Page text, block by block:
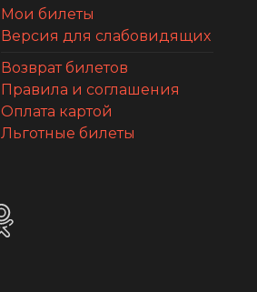
Мои билеты
Версия для слабовидящих
Возврат билетов
Правила и соглашения
Оплата картой
Льготные билеты